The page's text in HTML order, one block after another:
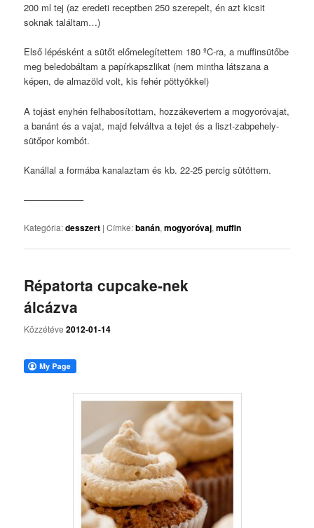
200 ml tej (az eredeti receptben 250 szerepelt, én azt kicsit
soknak találtam…)
Első lépésként a sütőt előmelegítettem 180 ºC-ra, a muffinsütőbe
meg beledobáltam a papírkapszlikat (nem mintha látszana a
képen, de almazöld volt, kis fehér pöttyökkel)
A tojást enyhén felhabosítottam, hozzákevertem a mogyoróvajat,
a banánt és a vajat, majd felváltva a tejet és a liszt-zabpehely-
sütőpor kombót.
Kanállal a formába kanalaztam és kb. 22-25 percig sütöttem.
——————–
Kategória:desszert |Címke:banán,mogyoróvaj,muffin
Répatorta cupcake-nek
álcázva
Közzétéve2012-01-14